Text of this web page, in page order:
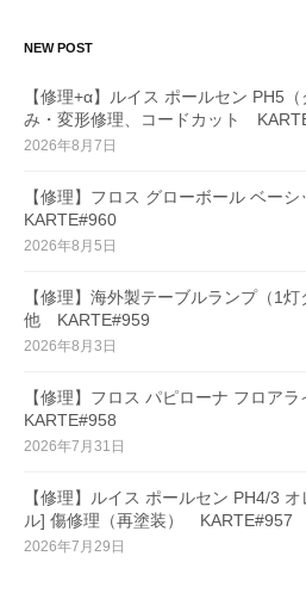
NEW POST
【修理+α】ルイス ポールセン PH5
み・変形修理、コードカット
2026年8月7日
【修理】フロス グローボール ベー
KARTE#960
2026年8月5日
【修理】海外製テーブルランプ（1
他 KARTE#959
2026年8月3日
【修理】フロス パピローナ フロア
KARTE#958
2026年7月31日
【修理】ルイス ポールセン PH4/3
ル] 傷修理（再塗装） KARTE#957
2026年7月29日